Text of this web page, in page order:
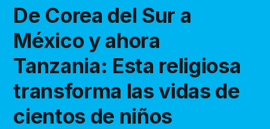
De Corea del Sur a
México y ahora
Tanzania: Esta religiosa
transforma las vidas de
cientos de niños